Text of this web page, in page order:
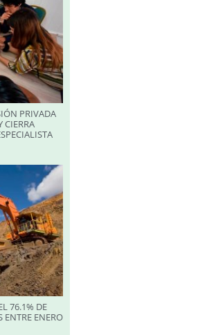
PRIVADA
CIERRA
76.1% DE
ENTRE ENERO